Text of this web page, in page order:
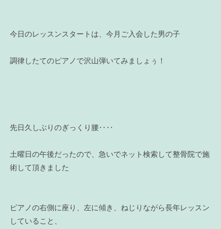
今日のレッスンスタートは、今月ご入会した男の子
調律したてのピアノで沢山弾いてみましょぅ！
先日久しぶりのぎっくり腰‥‥
土曜日の午後だったので、急いでネット検索して整骨院で施
術して頂きました
ピアノの右側に座り、左に傾き、ねじりながら長年レッスン
していること、